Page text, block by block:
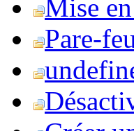
Mise
Pare-